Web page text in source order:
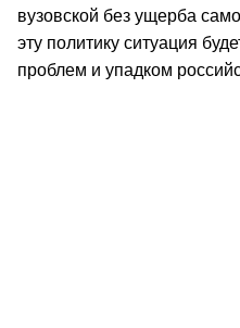
вузовской без ущерба
эту политику ситуация
проблем и упадком